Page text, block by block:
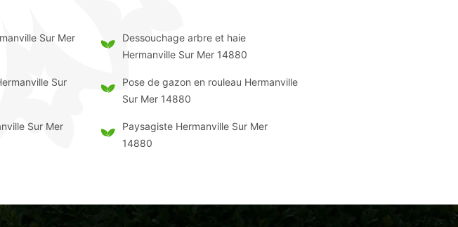
Sur Mer
Sur
Sur Mer
Dessouchage arbre et haie
Hermanville Sur Mer 14880
Pose de gazon en rouleau Hermanville
Sur Mer 14880
Paysagiste Hermanville Sur Mer
14880